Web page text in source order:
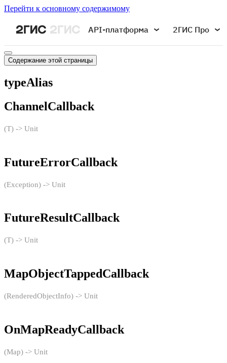
Перейти к основному содержимому
API-платформа 2ГИС Про
Содержание этой страницы
typeAlias
ChannelCallback
(T) -> Unit
FutureErrorCallback
(Exception) -> Unit
FutureResultCallback
(T) -> Unit
MapObjectTappedCallback
(RenderedObjectInfo) -> Unit
OnMapReadyCallback
(Map) -> Unit